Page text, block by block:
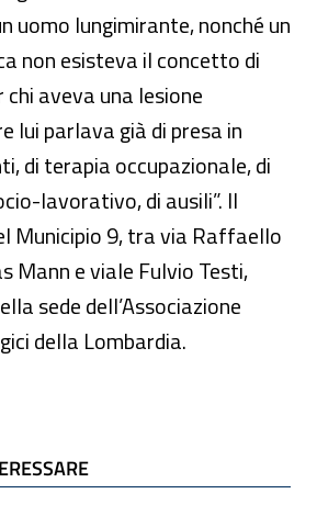
uomo lungimirante, nonché un
non esisteva il concetto di
aveva una lesione
lui parlava già di presa in
di terapia occupazionale, di
lavorativo, di ausili”. Il
Municipio 9, tra via Raffaello
Mann e viale Fulvio Testi,
sede dell’Associazione
della Lombardia.